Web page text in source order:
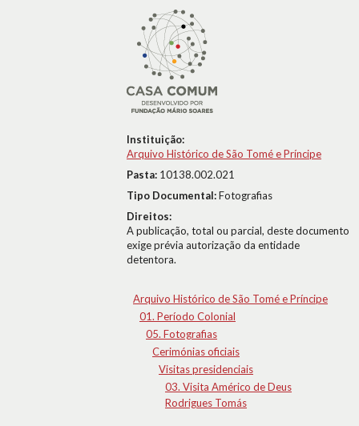
Instituição:
Arquivo Histórico de São Tomé e Príncipe
Pasta: 10138.002.021
Tipo Documental:Fotografias
Direitos:
A publicação, total ou parcial, deste documento
exige prévia autorização da entidade
detentora.
Arquivo Histórico de São Tomé e Príncipe
01. Período Colonial
05. Fotografias
Cerimónias oficiais
Visitas presidenciais
03. Visita Américo de Deus
Rodrigues Tomás